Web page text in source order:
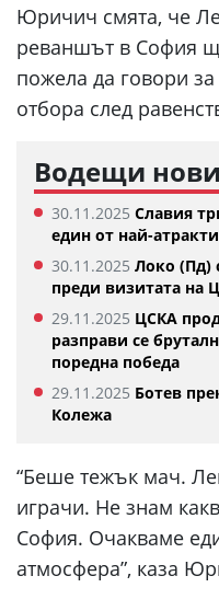
Юричич смята, че
реваншът в София
пожела да говори
отбора след
Водещи
30.11.2025 Славия
един от най-
30.11.2025 Локо (Пд)
преди визитата на
29.11.2025 ЦСКА
разправи се
поредна победа
29.11.2025 Ботев
Колежа
“Беше тежък мач.
играчи. Не знам
София. Очакваме
атмосфера”, каза